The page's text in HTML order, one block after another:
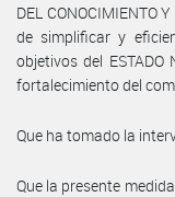
DEL CONOCIMIENTO
de simplificar y
objetivos del
fortalecimiento del
Que ha tomado la
Que la presente